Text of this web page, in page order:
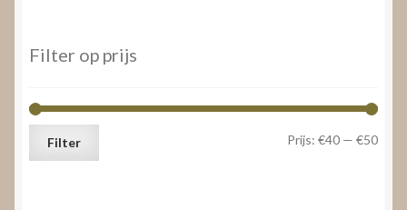
Filter op prijs
Min.
Max.
Filter Prijs: €40 — €50